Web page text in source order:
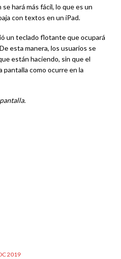
hará más fácil, lo que es un
con textos en un iPad.
un teclado flotante que ocupará
esta manera, los usuarios se
están haciendo, sin que el
como ocurre en la
2019